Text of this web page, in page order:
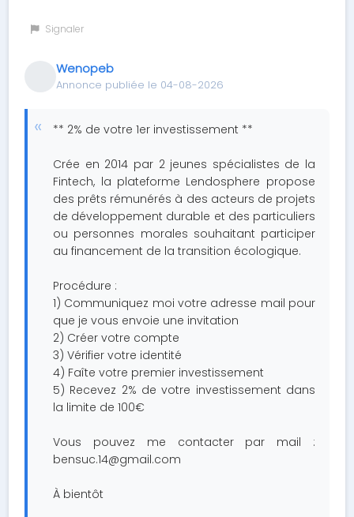
Signaler
Wenopeb
Annonce publiée le 04-08-2026
** 2% de votre 1er investissement **
Crée en 2014 par 2 jeunes spécialistes de la
Fintech, la plateforme Lendosphere propose
des prêts rémunérés à des acteurs de projets
de développement durable et des particuliers
ou personnes morales souhaitant participer
au financement de la transition écologique.
Procédure :
1) Communiquez moi votre adresse mail pour
que je vous envoie une invitation
2) Créer votre compte
3) Vérifier votre identité
4) Faîte votre premier investissement
5) Recevez 2% de votre investissement dans
la limite de 100€
Vous pouvez me contacter par mail :
bensuc.14@gmail.com
À bientôt